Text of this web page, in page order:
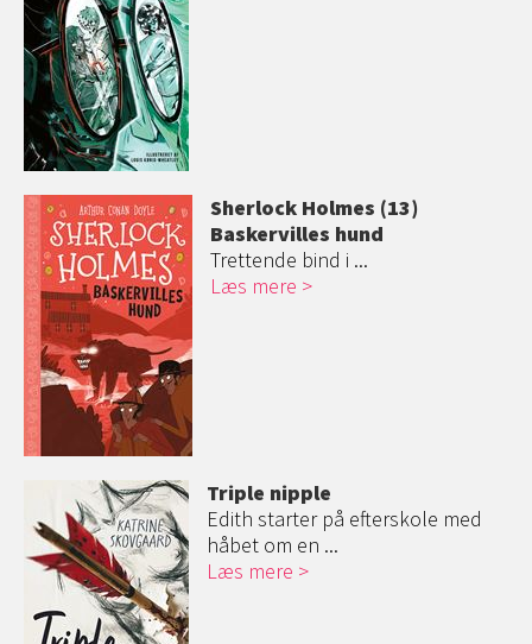
Sherlock Holmes (13)
Baskervilles hund
Trettende bind i ...
Læs mere
Triple nipple
Edith starter på efterskole med
håbet om en ...
Læs mere